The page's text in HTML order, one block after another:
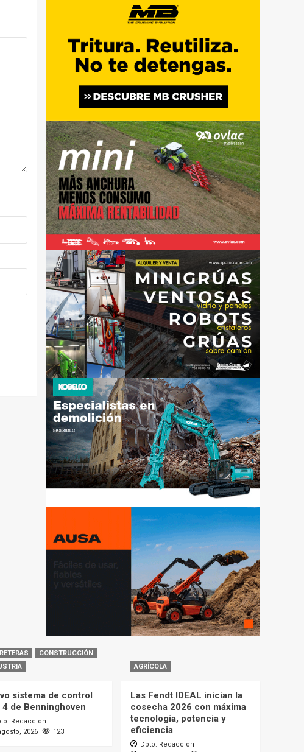
CONSTRUCCIÓN
sistema de control
4 de Benninghoven
Redacción
2026
123
AGRÍCOLA
Las Fendt IDEAL inician la
cosecha 2026 con máxima
tecnología, potencia y
eficiencia
Dpto. Redacción